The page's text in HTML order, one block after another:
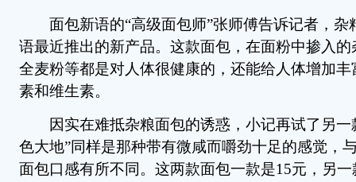
面包新语的“高级面包师”张师傅告诉记者，杂
语最近推出的新产品。这款面包，在面粉中掺入
全麦粉等都是对人体很健康的，还能给人体增加
素和维生素。
因实在难抵杂粮面包的诱惑，小记再试了另一
色大地”同样是那种带有微咸而嚼劲十足的感觉，
面包口感有所不同。这两款面包一款是15元，另